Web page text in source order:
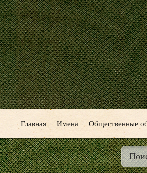
Главная Имена Общественные